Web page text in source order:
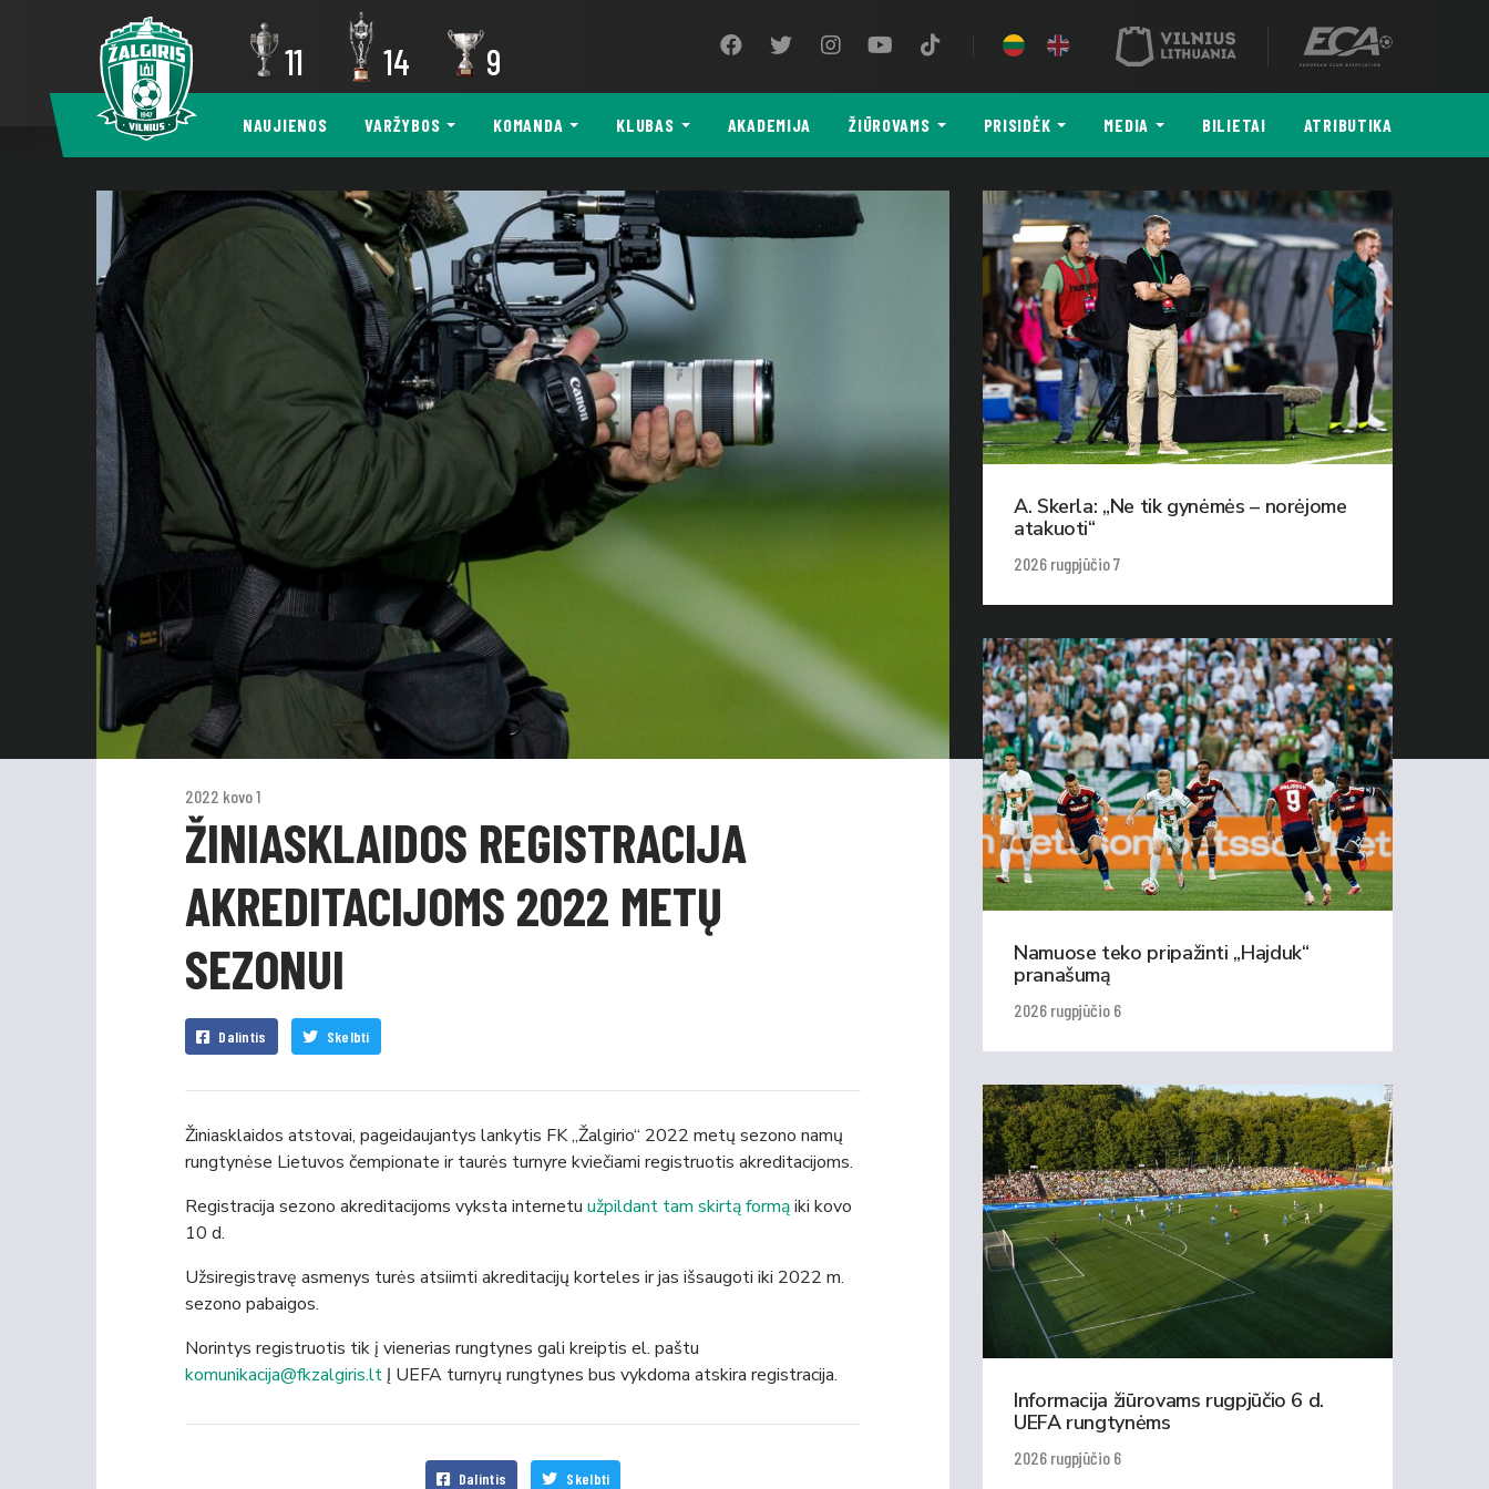
11 14 9
NAUJIENOS VARŽYBOS KOMANDA KLUBAS AKADEMIJA ŽIŪROVAMS PRISIDĖK MEDIA BILIETAI ATRIBUTIKA
2022 kovo 1
ŽINIASKLAIDOS REGISTRACIJA
AKREDITACIJOMS 2022 METŲ
SEZONUI
Dalintis Skelbti
Žiniasklaidos atstovai, pageidaujantys lankytis FK „Žalgirio“ 2022 metų sezono namų
rungtynėse Lietuvos čempionate ir taurės turnyre kviečiami registruotis akreditacijoms.
Registracija sezono akreditacijoms vyksta internetu užpildant tam skirtą formąiki kovo
10 d.
Užsiregistravę asmenys turės atsiimti akreditacijų korteles ir jas išsaugoti iki 2022 m.
sezono pabaigos.
Norintys registruotis tik į vienerias rungtynes gali kreiptis el. paštu
komunikacija@fkzalgiris.ltĮ UEFA turnyrų rungtynes bus vykdoma atskira registracija.
Dalintis Skelbti
A. Skerla: „Ne tik gynėmės – norėjome
atakuoti“
2026 rugpjūčio 7
Namuose teko pripažinti „Hajduk“
pranašumą
2026 rugpjūčio 6
Informacija žiūrovams rugpjūčio 6 d.
UEFA rungtynėms
2026 rugpjūčio 6